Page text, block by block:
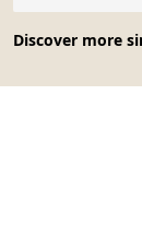
Discover more